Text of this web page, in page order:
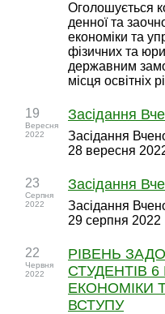
Оголошується
денної та
економіки та
фізичних та
державним
місця освітніх
19
Вересня
2022
Засідання
Засідання
28 вересня
23
Серпня
2022
Засідання
Засідання
29 серпня 2022
22
Червня
2022
РІВЕНЬ
СТУДЕНТІВ
ЕКОНОМІКИ
ВСТУПУ